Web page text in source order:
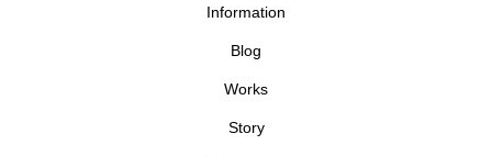
Information
Blog
Works
Story